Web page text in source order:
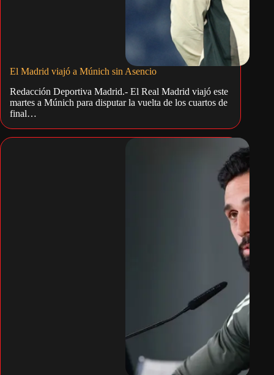
El Madrid viajó a Múnich sin Asencio
Redacción Deportiva Madrid.- El Real Madrid viajó este
martes a Múnich para disputar la vuelta de los cuartos de
final…